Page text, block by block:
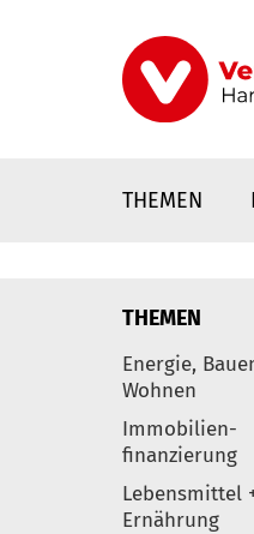
THEMEN
Elemente
THEMEN
Energie,
Wohnen
Immobilien-
finanzierung
Lebensmittel
Ernährung